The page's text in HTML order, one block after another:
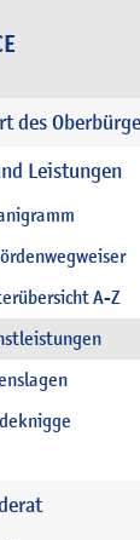
des
Leistungen
A-Z